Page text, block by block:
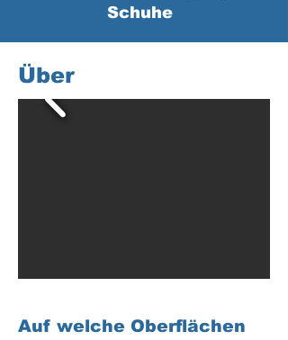
Schuhe
Über
Auf welche Oberflächen